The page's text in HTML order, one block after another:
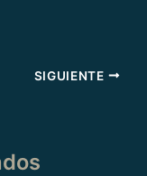
SIGUIENTE